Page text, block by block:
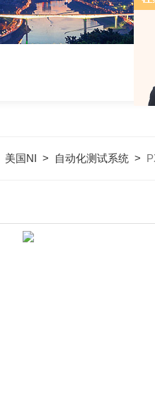
美国NI > 自动化测试系统>